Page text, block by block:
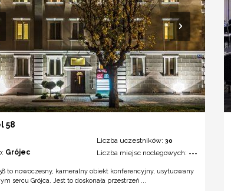
58
Grójec
Liczba uczestników:30
Liczba miejsc noclegowych: ---
to nowoczesny, kameralny obiekt konferencyjny, usytuowany
sercu Grójca. Jest to doskonała przestrzeń ...